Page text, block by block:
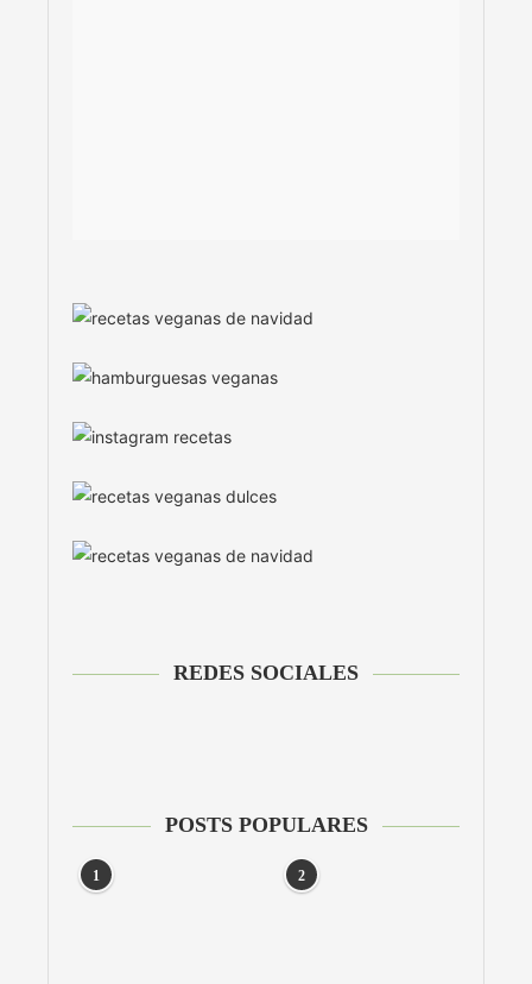
REDES SOCIALES
POSTS POPULARES
1 2